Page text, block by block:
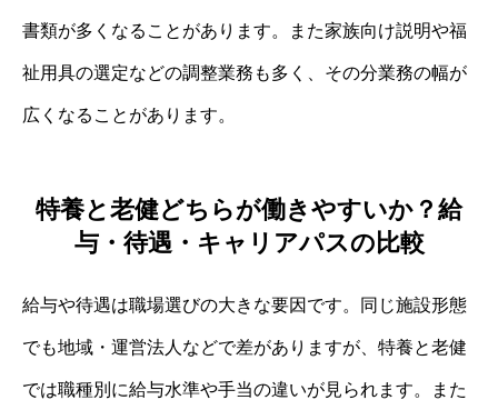
書類が多くなることがあります。また家族向け説明や福
祉用具の選定などの調整業務も多く、その分業務の幅が
広くなることがあります。
特養と老健どちらが働きやすいか？給
与・待遇・キャリアパスの比較
給与や待遇は職場選びの大きな要因です。同じ施設形態
でも地域・運営法人などで差がありますが、特養と老健
では職種別に給与水準や手当の違いが見られます。また